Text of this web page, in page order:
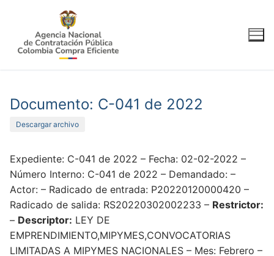
contenido
Documento: C-041 de 2022
Descargar archivo
Expediente: C-041 de 2022 – Fecha: 02-02-2022 –
Número Interno: C-041 de 2022 – Demandado: –
Actor: – Radicado de entrada: P20220120000420 –
Radicado de salida: RS20220302002233 – Restrictor:
– Descriptor: LEY DE
EMPRENDIMIENTO,MIPYMES,CONVOCATORIAS
LIMITADAS A MIPYMES NACIONALES – Mes: Febrero –